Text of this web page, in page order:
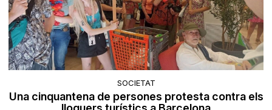
SOCIETAT
Una cinquantena de persones protesta contra els